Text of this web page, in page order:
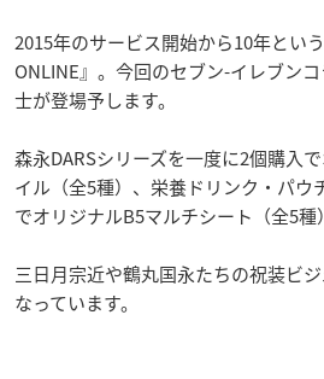
2015年のサービス開始から10年とい
ONLINE』。今回のセブン-イレブン
士が登場予します。
森永DARSシリーズを一度に2個購入
イル（全5種）、栄養ドリンク・パウ
でオリジナルB5マルチシート（全5種
三日月宗近や鶴丸国永たちの祝装ビ
なっています。